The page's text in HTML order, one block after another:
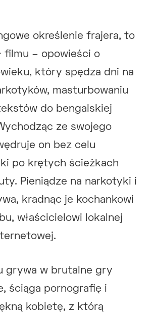
określenie frajera, to
filmu – opowieści o
który spędza dni na
masturbowaniu
do bengalskiej
ze swojego
on bez celu
po krętych ścieżkach
Pieniądze na narkotyki i
kradnąc je kochankowi
właścicielowi lokalnej
grywa w brutalne gry
ściąga pornografię i
kobietę, z którą